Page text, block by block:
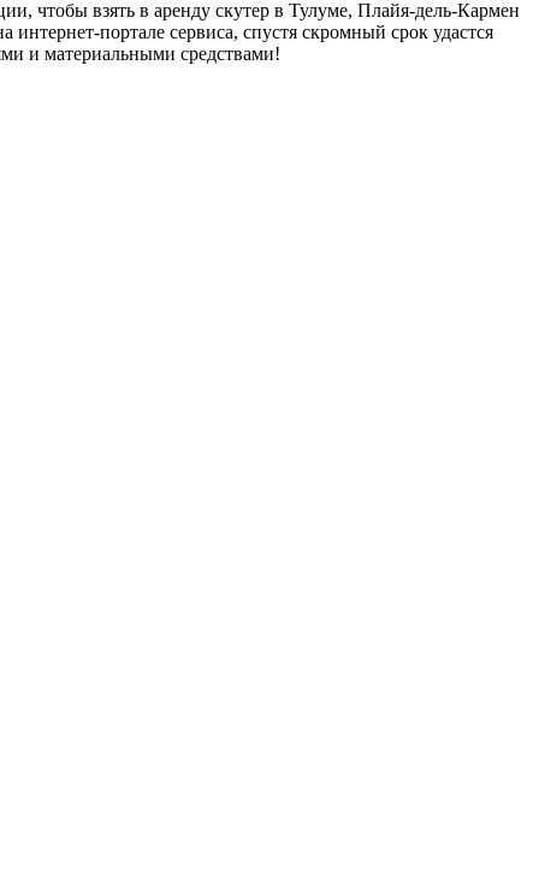
чтобы взять в аренду скутер в Тулуме, Плайя-дель-Кармен
портале сервиса, спустя скромный срок удастся
и материальными средствами!